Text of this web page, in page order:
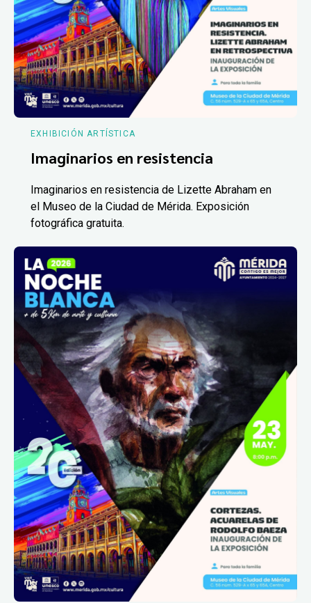
EXHIBICIÓN ARTÍSTICA
Imaginarios en resistencia
Imaginarios en resistencia de Lizette Abraham en
el Museo de la Ciudad de Mérida. Exposición
fotográfica gratuita.